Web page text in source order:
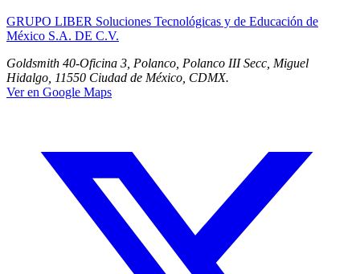
GRUPO LIBER Soluciones Tecnológicas y de Educación de
México S.A. DE C.V.
Goldsmith 40-Oficina 3, Polanco, Polanco III Secc, Miguel
Hidalgo, 11550 Ciudad de México, CDMX.
Ver en Google Maps